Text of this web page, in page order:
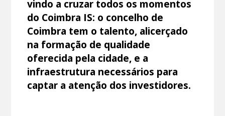
vindo a cruzar todos os momentos
do Coimbra IS: o concelho de
Coimbra tem o talento, alicerçado
na formação de qualidade
oferecida pela cidade, e a
infraestrutura necessários para
captar a atenção dos investidores.